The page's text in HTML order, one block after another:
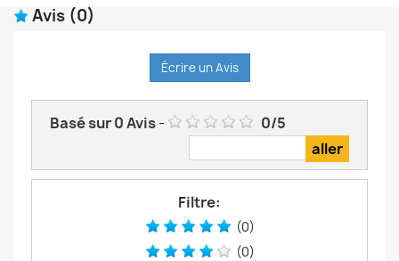
Avis (0)
Écrire un Avis
Basé sur0Avis- 0/5
Filtre:
(0)
(0)